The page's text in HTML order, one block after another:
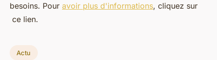
besoins. Pour avoir plus d'informations, cliquez sur
ce lien.
Actu